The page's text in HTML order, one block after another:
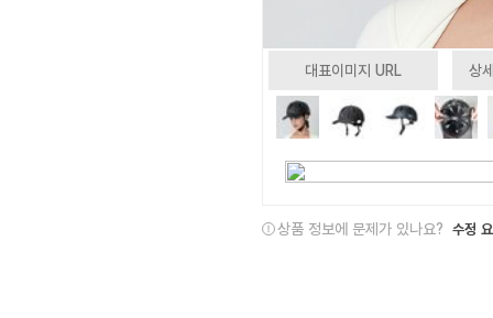
대표이미지 URL 상
상품 정보에 문제가 있나요? 수정